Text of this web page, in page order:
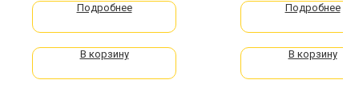
Подробнее
В корзину
Подробнее
В корзину